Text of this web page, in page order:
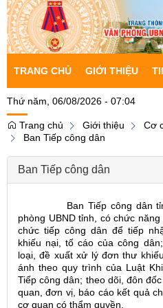
TRANG CHỦ GIỚI THIỆU
Thứ năm, 06/08/2026 - 07:04
Trang chủ Giới thiệu
Cơ
Ban Tiếp công dân
Ban Tiếp công dân
Ban Tiếp công dân tỉnh
phòng UBND tỉnh, có chức
chức tiếp công dân để tiếp
khiếu nại, tố cáo của công
loại, đề xuất xử lý đơn thư
ánh theo quy trình của Luật
Tiếp công dân; theo dõi, đôn
quan, đơn vị, báo cáo kết quả
cơ quan có thẩm quyền.